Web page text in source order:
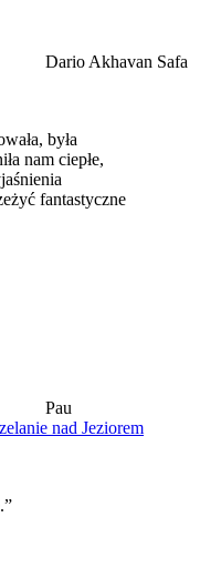
Dario Akhavan Safa
była
nam ciepłe,
fantastyczne
Pau
nad Jeziorem